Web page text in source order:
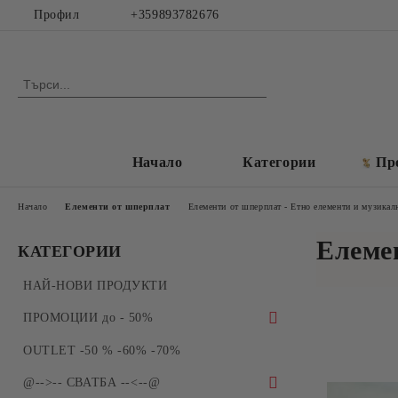
Профил +359893782676
Начало Категории
КАТЕГОРИИ
НАЙ-НОВИ ПРОДУКТИ
ПРОМОЦИИ до - 50%
ПРОМОЦИИ - Силиконови молдове и
OUTLET -50 % -60% -70%
@-->-- СВАТБА --<--@
Начало Елементи от шперплат Елементи от шперплат - Етно елементи и